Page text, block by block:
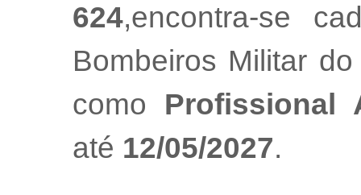
624,encontra-se
Bombeiros Militar
como Profissional
até 12/05/2027.